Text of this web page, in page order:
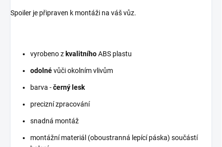
Spoiler je připraven k montáži na váš vůz.
vyrobeno z kvalitníhoABS plastu
odolnévůči okolním vlivům
barva -černý lesk
precizní zpracování
snadná montáž
montážní materiál (oboustranná lepící páska) součástí